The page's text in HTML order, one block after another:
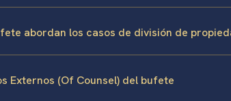
abordan los casos de división de
Externos (Of Counsel) del bufete